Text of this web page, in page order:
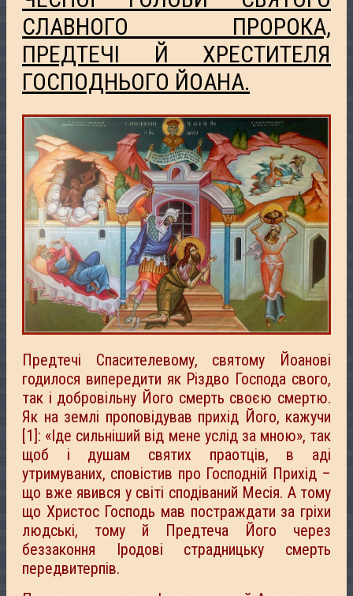
СЛАВНОГО ПРОРОКА,
ПРЕДТЕЧІ Й ХРЕСТИТЕЛЯ
ГОСПОДНЬОГО ЙОАНА.
Предтечі Спасителевому, святому Йоанові
годилося випередити як Різдво Господа свого,
так і добровільну Його смерть своєю смертю.
Як на землі проповідував прихід Його, кажучи
[1]: «Іде сильніший від мене услід за мною», так
щоб і душам святих праотців, в аді
утримуваних, сповістив про Господній Прихід –
що вже явився у світі сподіваний Месія. А тому
що Христос Господь мав постраждати за гріхи
людські, тому й Предтеча Його через
беззаконня Іродові страдницьку смерть
передвитерпів.